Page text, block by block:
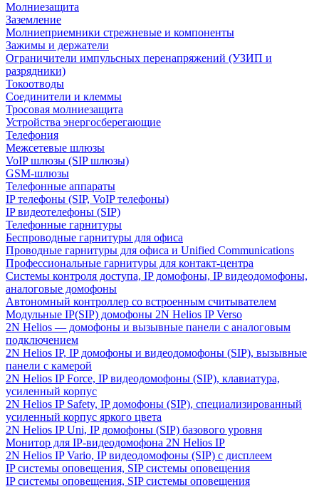
Молниезащита
Заземление
Молниеприемники стрежневые и компоненты
Зажимы и держатели
Ограничители импульсных перенапряжений (УЗИП и
разрядники)
Токоотводы
Соединители и клеммы
Тросовая молниезащита
Устройства энергосберегающие
Телефония
Межсетевые шлюзы
VoIP шлюзы (SIP шлюзы)
GSM-шлюзы
Телефонные аппараты
IP телефоны (SIP, VoIP телефоны)
IP видеотелефоны (SIP)
Телефонные гарнитуры
Беспроводные гарнитуры для офиса
Проводные гарнитуры для офиса и Unified Communications
Профессиональные гарнитуры для контакт-центра
Системы контроля доступа, IP домофоны, IP видеодомофоны,
аналоговые домофоны
Автономный контроллер со встроенным считывателем
Модульные IP(SIP) домофоны 2N Helios IP Verso
2N Helios — домофоны и вызывные панели с аналоговым
подключением
2N Helios IP, IP домофоны и видеодомофоны (SIP), вызывные
панели с камерой
2N Helios IP Force, IP видеодомофоны (SIP), клавиатура,
усиленный корпус
2N Helios IP Safety, IP домофоны (SIP), специализированный
усиленный корпус яркого цвета
2N Helios IP Uni, IP домофоны (SIP) базового уровня
Монитор для IP-видеодомофона 2N Helios IP
2N Helios IP Vario, IP видеодомофоны (SIP) с дисплеем
IP системы оповещения, SIP системы оповещения
IP системы оповещения, SIP системы оповещения